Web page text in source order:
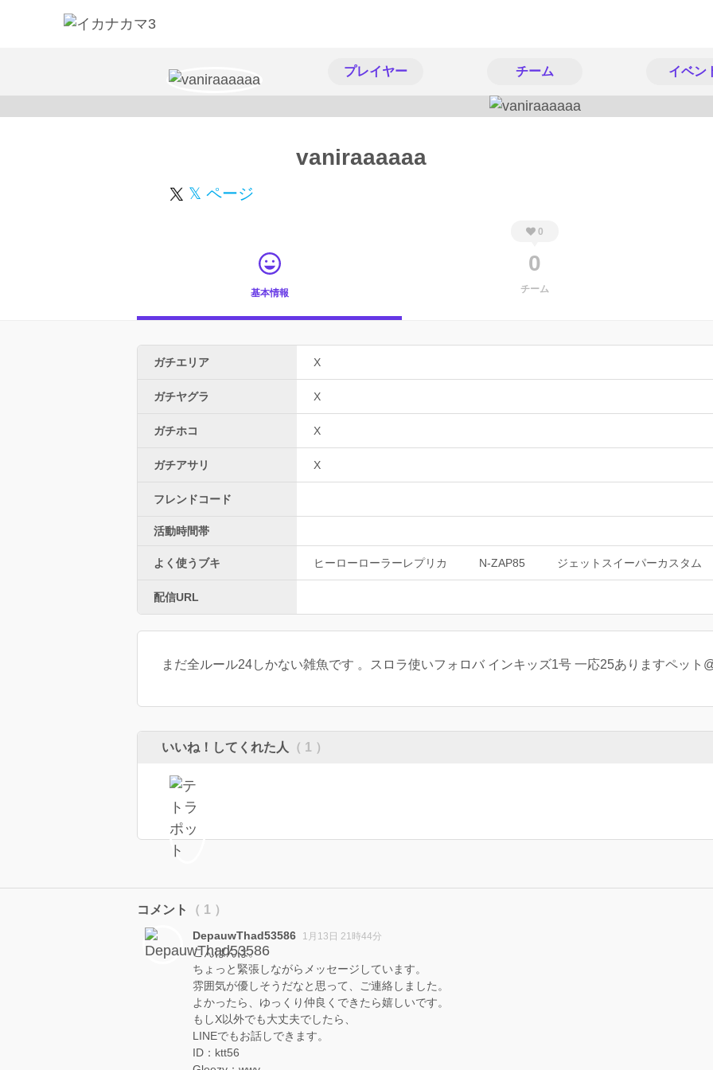
プレイヤー チーム イベン
vaniraaaaaa
𝕏 ページ
基本情報
0
0
チーム
ガチエリア X
ガチヤグラ X
ガチホコ X
ガチアサリ X
フレンドコード
活動時間帯
よく使うブキ ヒーローローラーレプリカ N-ZAP85 ジェットスイーパーカスタム
配信URL
まだ全ルール24しかない雑魚です 。スロラ使いフォロバ インキッズ1号 一応25ありますペット
いいね！してくれた人 （ 1 ）
コメント （ 1 ）
DepauwThad53586 1月13日 21時44分
こんばんは。
ちょっと緊張しながらメッセージしています。
雰囲気が優しそうだなと思って、ご連絡しました。
よかったら、ゆっくり仲良くできたら嬉しいです。
もしX以外でも大丈夫でしたら、
LINEでもお話しできます。
ID：ktt56